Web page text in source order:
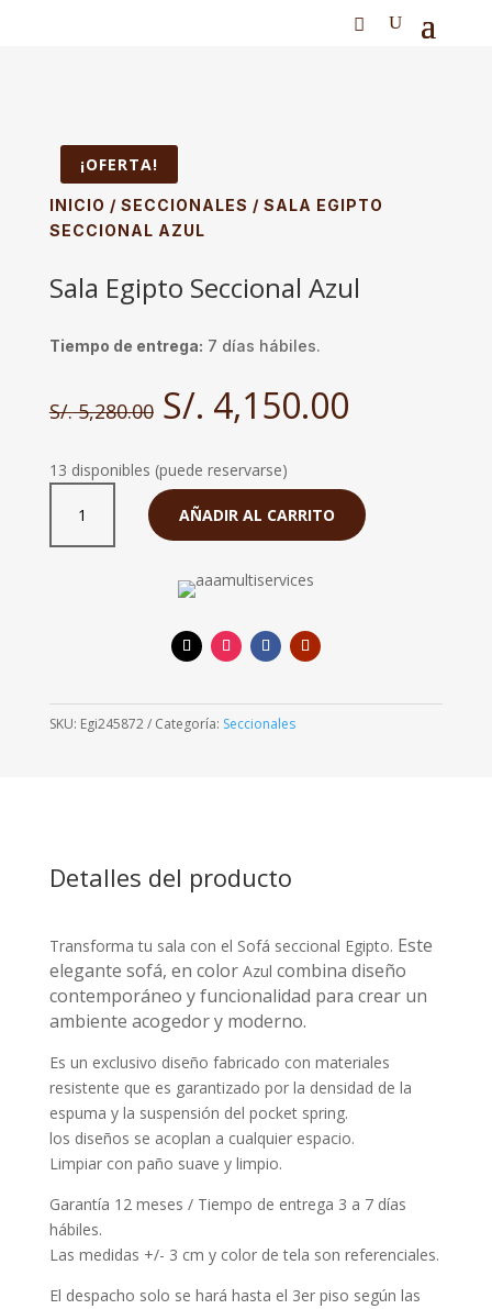
¡OFERTA!
INICIO / SECCIONALES / SALA EGIPTO
SECCIONAL AZUL
Sala Egipto Seccional Azul
Tiempo de entrega: 7 días hábiles.
S/.5,280.00 El
precio
original
era:
S/. 5,280.00.
S/. 4,150.00El
precio
es:
S/.
13 disponibles (puede reservarse)
Egipto
Seccional
AÑADIR AL CARRITO
SKU: Egi245872 Categoría: Seccionales
Detalles del producto
Transforma tu sala con el Sofá seccional Egipto. Este
elegante sofá, en color Azul combina diseño
contemporáneo y funcionalidad para crear un
ambiente acogedor y moderno.
Es un exclusivo diseño fabricado con materiales
resistente que es garantizado por la densidad de la
espuma y la suspensión del pocket spring.
los diseños se acoplan a cualquier espacio.
Limpiar con paño suave y limpio.
Garantía 12 meses / Tiempo de entrega 3 a 7 días
hábiles.
Las medidas +/- 3 cm y color de tela son referenciales.
El despacho solo se hará hasta el 3er piso según las